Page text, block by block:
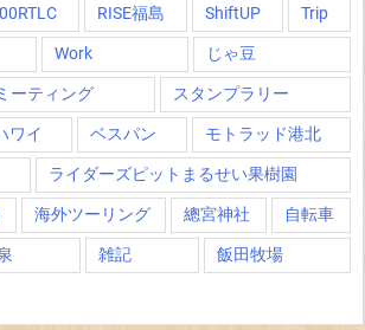
RISE福島 ShiftUP Trip
Work じゃ豆
ーティング スタンプラリー
ワイ ベスパン モトラッド港北
ライダーズピットまるせい果樹園
海外ツーリング 總宮神社 自転車
雑記 飯田牧場